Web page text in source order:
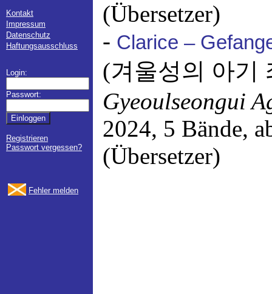
Kontakt
Impressum
Datenschutz
Haftungsausschluss
Login:
Passwort:
Registrieren
Passwort vergessen?
Fehler melden
(Übersetzer)
- Clarice –
(겨울성의 아기
Gyeoulseongui
2024, 5 Bände,
(Übersetzer)